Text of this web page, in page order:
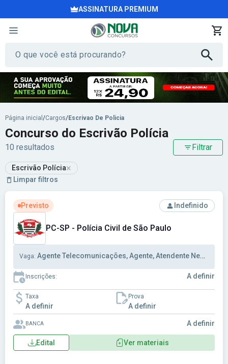
ASSINATURA PREMIUM
Página inicial /Cargos/Escrivao De Policia
Concurso do Escrivão Polícia
10 resultados Filtrar
Escrivão Polícia×
Limpar filtros
Ver concurso: PC-SP - Polícia Civil de São Paulo
Previsto Indefinido
PC-SP - Polícia Civil de São Paulo
Vaga: Agente Telecomunicações, Agente, Atendente Necrotério
Inscrições: A definir
Taxa
A definir
Prova
A definir
BANCA A definir
Edital Ver materiais